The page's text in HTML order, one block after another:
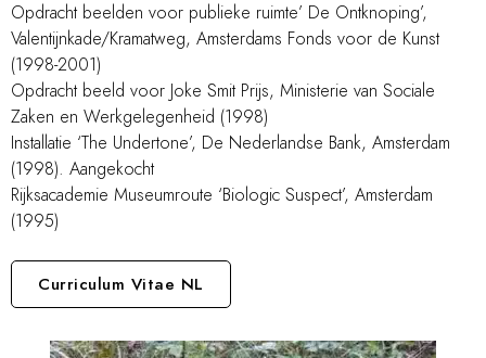
Opdracht beelden voor publieke ruimte’ De Ontknoping’,
Valentijnkade/Kramatweg, Amsterdams Fonds voor de Kunst
(1998-2001)
Opdracht beeld voor Joke Smit Prijs, Ministerie van Sociale
Zaken en Werkgelegenheid (1998)
Installatie ‘The Undertone’, De Nederlandse Bank, Amsterdam
(1998). Aangekocht
Rijksacademie Museumroute ‘Biologic Suspect’, Amsterdam
(1995)
Curriculum Vitae NL